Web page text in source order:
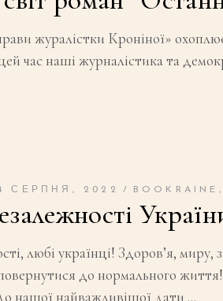
журалістки Кроніної» охоплює
час наші журналістика та
СЕРПНЯ, 2022 BOOKRAINE
любі українці! Здоров’я,
до нормального життя!
нашої найважливішої дати